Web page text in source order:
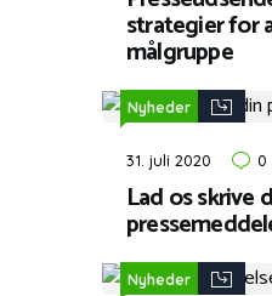
strategier for
målgruppe
Nyheder
31. juli 2020 0
Lad os skrive
Nyheder